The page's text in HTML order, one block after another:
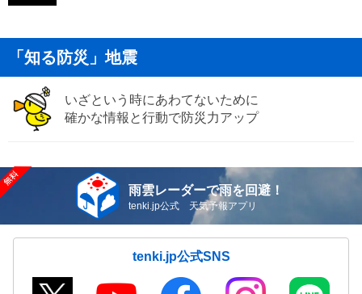
「知る防災」地震
いざという時にあわてないために
確かな情報と行動で防災力アップ
雨雲レーダーで雨を回避！
tenki.jp公式 天気予報アプリ
tenki.jp公式SNS